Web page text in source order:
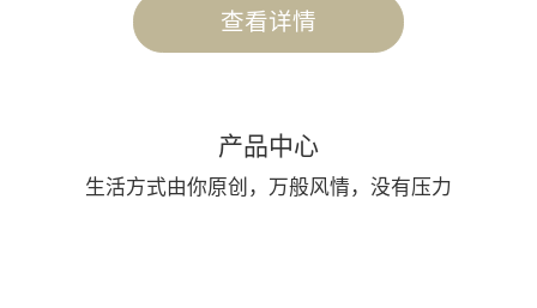
查看详情
产品中心
生活方式由你原创，万般风情，没有压力